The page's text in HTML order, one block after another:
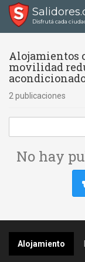
Disfrutá cada
Alojamientos
movilidad
2 publicaciones
No hay
Alojamiento